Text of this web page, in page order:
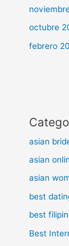
octubre
febrero
asian
asian
asian
best
best
Best